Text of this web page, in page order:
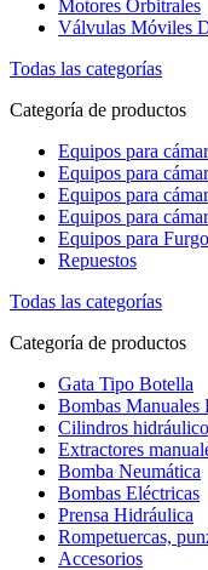
Motores Orbitrales
Válvulas Móviles
Todas las categorías
Categoría de productos
Equipos para
Equipos para
Equipos para
Equipos para
Equipos para
Repuestos
Todas las categorías
Categoría de productos
Gata Tipo Botella
Bombas Manuales
Cilindros
Extractores
Bomba Neumática
Bombas Eléctricas
Prensa Hidráulica
Rompetuercas,
Accesorios